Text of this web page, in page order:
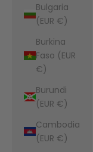
Bulgaria
(EUR €)
Burkina
Faso (EUR
€)
Burundi
(EUR €)
Cambodia
(EUR €)